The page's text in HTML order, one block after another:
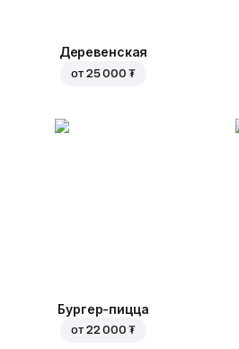
Деревенская
от 25 000 ₮
Бургер-пицца
от 22 000 ₮